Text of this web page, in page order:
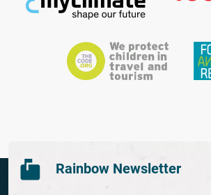
Rainbow Newsletter